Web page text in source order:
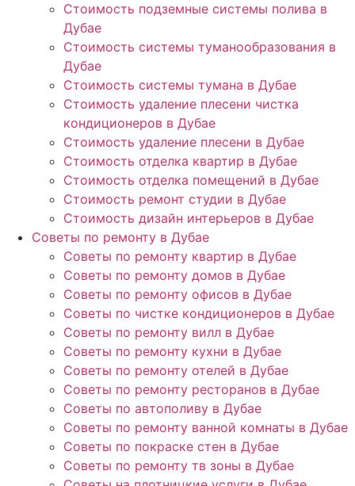
Стоимость подземные системы полива в
Дубае
Стоимость системы туманообразования в
Дубае
Стоимость системы тумана в Дубае
Стоимость удаление плесени чистка
кондиционеров в Дубае
Стоимость удаление плесени в Дубае
Стоимость отделка квартир в Дубае
Стоимость отделка помещений в Дубае
Стоимость ремонт студии в Дубае
Стоимость дизайн интерьеров в Дубае
Советы по ремонту в Дубае
Советы по ремонту квартир в Дубае
Советы по ремонту домов в Дубае
Советы по ремонту офисов в Дубае
Советы по чистке кондиционеров в Дубае
Советы по ремонту вилл в Дубае
Советы по ремонту кухни в Дубае
Советы по ремонту отелей в Дубае
Советы по ремонту ресторанов в Дубае
Советы по автополиву в Дубае
Советы по ремонту ванной комнаты в Дубае
Советы по покраске стен в Дубае
Советы по ремонту тв зоны в Дубае